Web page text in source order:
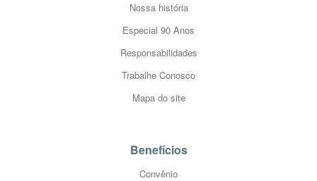
Nossa história
Especial 90 Anos
Responsabilidades
Trabalhe Conosco
Mapa do site
Benefícios
Convênio